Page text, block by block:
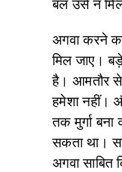
बल उसे न मिले
अगवा करने
मिल जाए।
है। आमतौर से
हमेशा नहीं।
तक मुर्गा
सकता था।
अगवा साबित